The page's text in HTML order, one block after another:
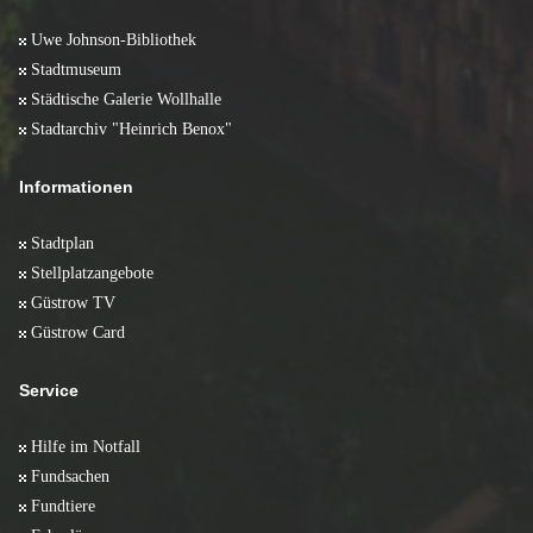
Uwe Johnson-Bibliothek
Stadtmuseum
Städtische Galerie Wollhalle
Stadtarchiv "Heinrich Benox"
Informationen
Stadtplan
Stellplatzangebote
Güstrow TV
Güstrow Card
Service
Hilfe im Notfall
Fundsachen
Fundtiere